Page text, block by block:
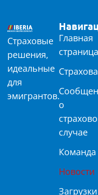
Страховые
решения,
идеальные
для
эмигрантов.
Главная
страница
о
случае
Команда
Новости
Загрузки